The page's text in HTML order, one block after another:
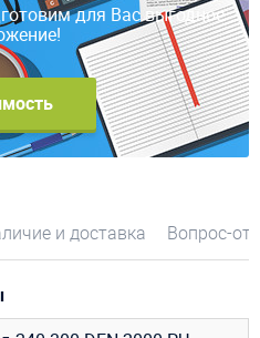
для Вас выгодное
и доставка Вопрос-